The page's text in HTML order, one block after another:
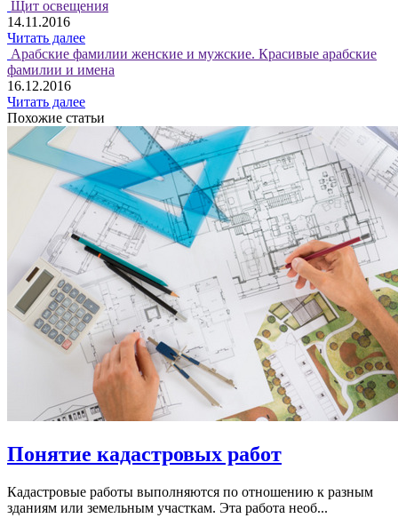
Щит освещения
14.11.2016
Читать далее
Арабские фамилии женские и мужские. Красивые арабские
фамилии и имена
16.12.2016
Читать далее
Похожие статьи
Понятие кадастровых работ
Кадастровые работы выполняются по отношению к разным
зданиям или земельным участкам. Эта работа необ...